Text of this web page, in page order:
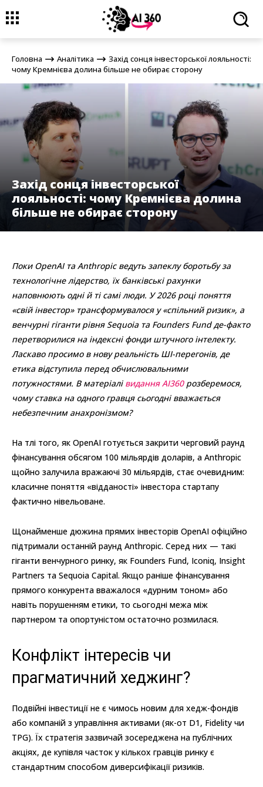
Головна
Захід сонця інвесторської лояльності: чому
Кремнієва долина більше не обирає сторону
Головна Аналітика
Захід сонця інвесторської лояльності:
чому Кремнієва долина більше не обирає сторону
Захід сонця інвесторської
лояльності: чому Кремнієва долина
більше не обирає сторону
Поки OpenAI та Anthropic ведуть запеклу боротьбу за
технологічне лідерство, їх банківські рахунки
наповнюють одні й ті самі люди. У 2026 році поняття
«свій інвестор» трансформувалося у «спільний ризик», а
венчурні гіганти рівня Sequoia та Founders Fund де-факто
перетворилися на індексні фонди штучного інтелекту.
Ласкаво просимо в нову реальність ШІ-перегонів, де
етика відступила перед обчислювальними
потужностями. В матеріалі видання AI360розберемося,
чому ставка на одного гравця сьогодні вважається
небезпечним анахронізмом?
На тлі того, як OpenAI готується закрити черговий раунд
фінансування обсягом 100 мільярдів доларів, а Anthropic
щойно залучила вражаючі 30 мільярдів, стає очевидним:
класичне поняття «відданості» інвестора стартапу
фактично нівельоване.
Щонайменше дюжина прямих інвесторів OpenAI офіційно
підтримали останній раунд Anthropic. Серед них — такі
гіганти венчурного ринку, як Founders Fund, Iconiq, Insight
Partners та Sequoia Capital. Якщо раніше фінансування
прямого конкурента вважалося «дурним тоном» або
навіть порушенням етики, то сьогодні межа між
партнером та опортуністом остаточно розмилася.
Конфлікт інтересів чи
прагматичний хеджинг?
Подвійні інвестиції не є чимось новим для хедж-фондів
або компаній з управління активами (як-от D1, Fidelity чи
TPG). Їх стратегія зазвичай зосереджена на публічних
акціях, де купівля часток у кількох гравців ринку є
стандартним способом диверсифікації ризиків.